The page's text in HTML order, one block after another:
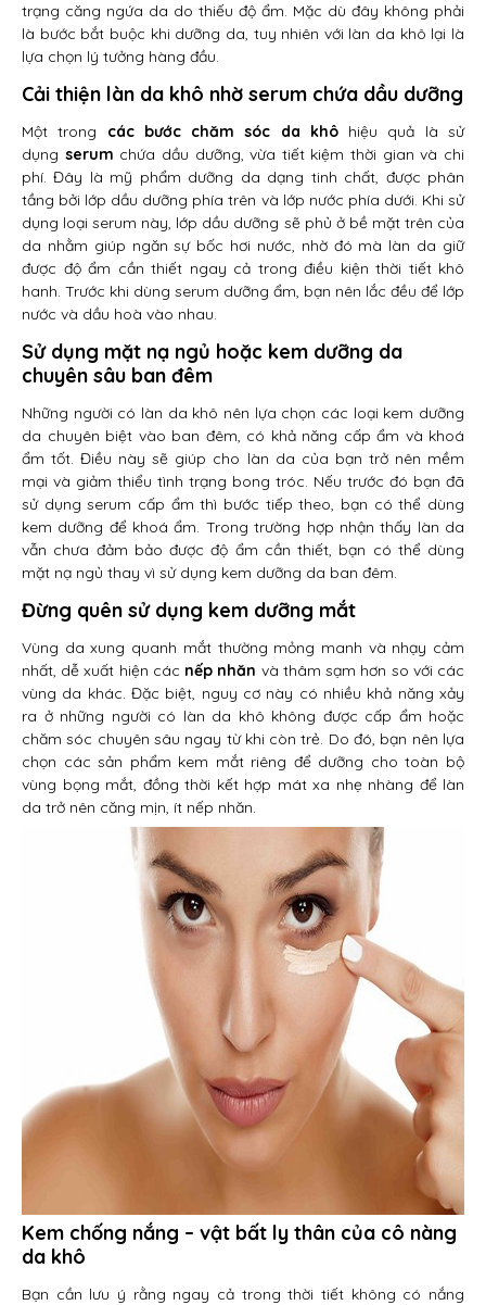
trạng căng ngứa da do thiếu độ ẩm. Mặc dù đây không phải
là bước bắt buộc khi dưỡng da, tuy nhiên với làn da khô lại là
lựa chọn lý tưởng hàng đầu.
Cải thiện làn da khô nhờ serum chứa dầu dưỡng
Một trong các bước chăm sóc da khôhiệu quả là sử
dụng serum chứa dầu dưỡng, vừa tiết kiệm thời gian và chi
phí. Đây là mỹ phẩm dưỡng da dạng tinh chất, được phân
tầng bởi lớp dầu dưỡng phía trên và lớp nước phía dưới. Khi sử
dụng loại serum này, lớp dầu dưỡng sẽ phủ ở bề mặt trên của
da nhằm giúp ngăn sự bốc hơi nước, nhờ đó mà làn da giữ
được độ ẩm cần thiết ngay cả trong điều kiện thời tiết khô
hanh. Trước khi dùng serum dưỡng ẩm, bạn nên lắc đều để lớp
nước và dầu hoà vào nhau.
Sử dụng mặt nạ ngủ hoặc kem dưỡng da
chuyên sâu ban đêm
Những người có làn da khô nên lựa chọn các loại kem dưỡng
da chuyên biệt vào ban đêm, có khả năng cấp ẩm và khoá
ẩm tốt. Điều này sẽ giúp cho làn da của bạn trở nên mềm
mại và giảm thiểu tình trạng bong tróc. Nếu trước đó bạn đã
sử dụng serum cấp ẩm thì bước tiếp theo, bạn có thể dùng
kem dưỡng để khoá ẩm. Trong trường hợp nhận thấy làn da
vẫn chưa đảm bảo được độ ẩm cần thiết, bạn có thể dùng
mặt nạ ngủ thay vì sử dụng kem dưỡng da ban đêm.
Đừng quên sử dụng kem dưỡng mắt
Vùng da xung quanh mắt thường mỏng manh và nhạy cảm
nhất, dễ xuất hiện các nếp nhăn và thâm sạm hơn so với các
vùng da khác. Đặc biệt, nguy cơ này có nhiều khả năng xảy
ra ở những người có làn da khô không được cấp ẩm hoặc
chăm sóc chuyên sâu ngay từ khi còn trẻ. Do đó, bạn nên lựa
chọn các sản phẩm kem mắt riêng để dưỡng cho toàn bộ
vùng bọng mắt, đồng thời kết hợp mát xa nhẹ nhàng để làn
da trở nên căng mịn, ít nếp nhăn.
Kem chống nắng – vật bất ly thân của cô nàng
da khô
Bạn cần lưu ý rằng ngay cả trong thời tiết không có nắng